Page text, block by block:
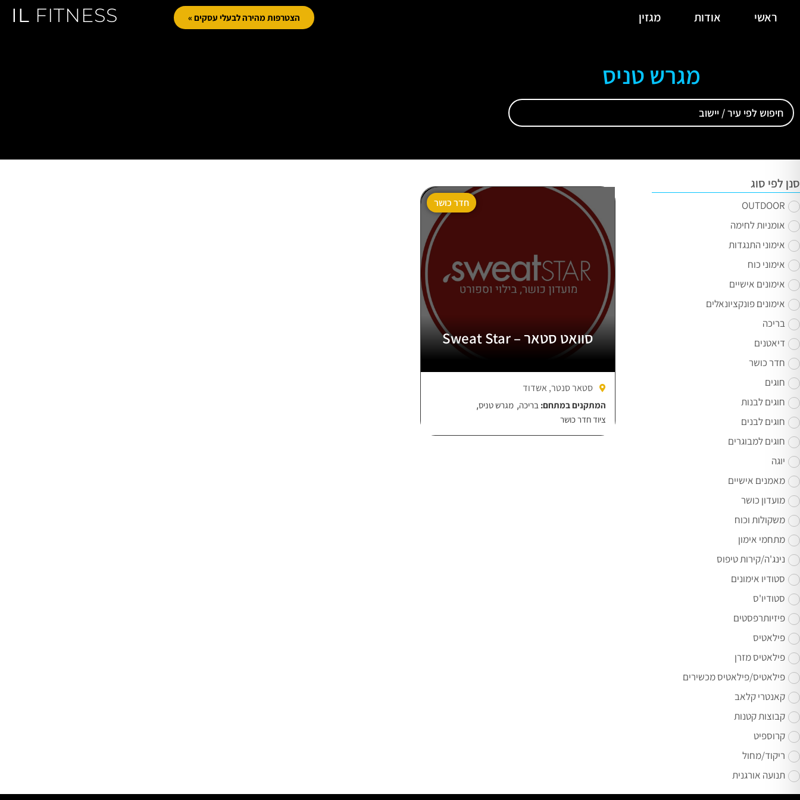
ראשי אודות מגזין הצטרפות מהירה לבעלי עסקים » IL FITNESS
מגרש טניס
סנן לפי סוג
OUTDOOR
אומניות לחימה
אימוני התנגדות
אימוני כוח
אימונים אישיים
אימונים פונקציונאלים
בריכה
דיאטנים
חדר כושר
חוגים
חוגים לבנות
חוגים לבנים
חוגים למבוגרים
יוגה
מאמנים אישיים
מועדון כושר
משקולות וכוח
מתחמי אימון
נינג'ה/קירות טיפוס
סטודיו אימונים
סטודיו'ס
פיזיותרפסטים
פילאטיס
פילאטיס מזרן
פילאטיס/פילאטיס מכשירים
קאנטרי קלאב
קבוצות קטנות
קרוספיט
ריקוד/מחול
תנועה אורגנית
חדר כושר
סוואט סטאר – Sweat Star
סטאר סנטר, אשדוד
המתקנים במתחם: בריכה, מגרש טניס,
ציוד חדר כושר